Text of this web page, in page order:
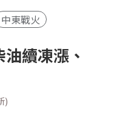
中東戰火
續凍漲、
)